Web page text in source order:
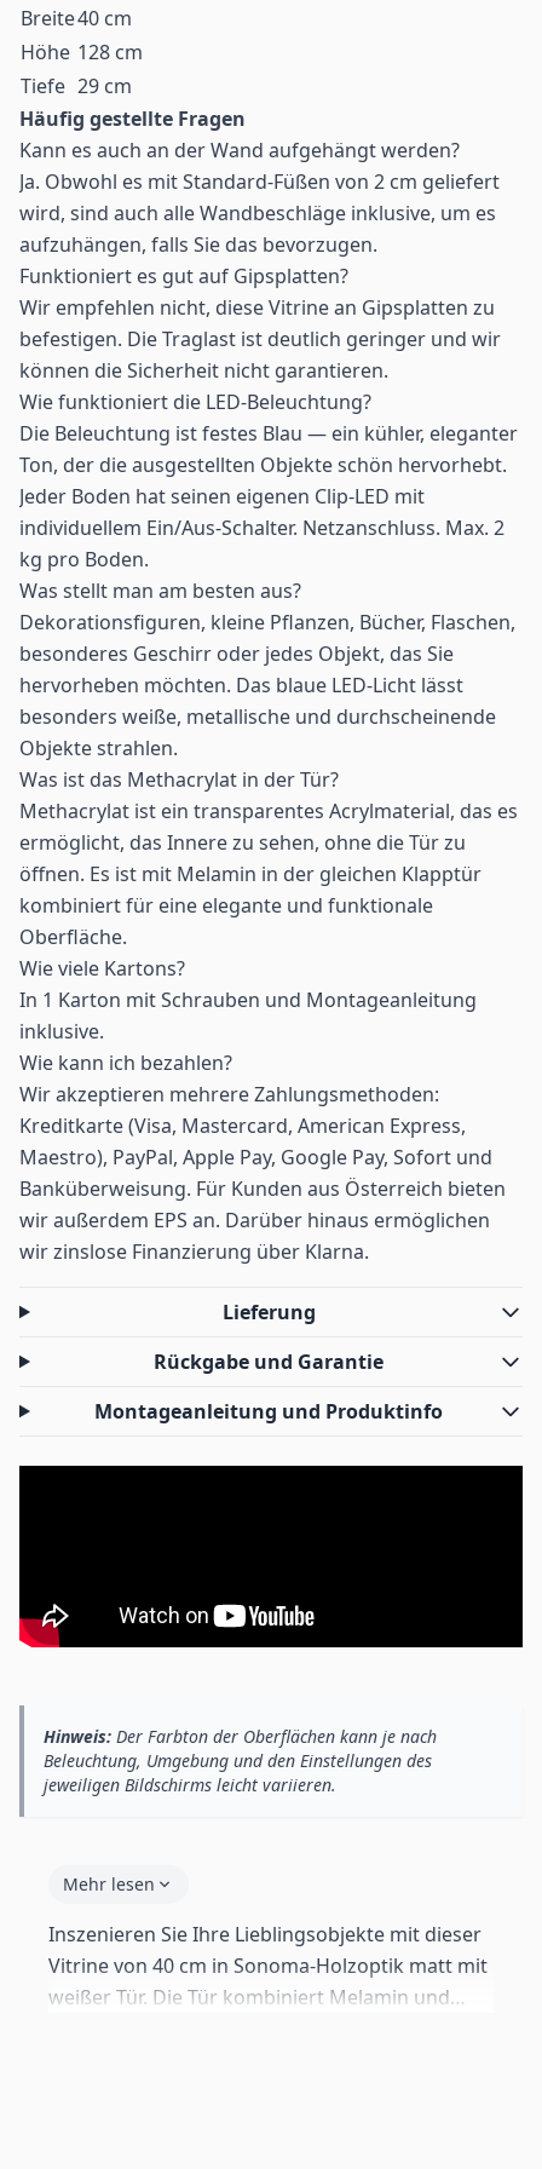
Breite40 cm
Höhe 128 cm
Tiefe 29 cm
Häufig gestellte Fragen
Kann es auch an der Wand aufgehängt werden?
Ja. Obwohl es mit Standard-Füßen von 2 cm geliefert
wird, sind auch alle Wandbeschläge inklusive, um es
aufzuhängen, falls Sie das bevorzugen.
Funktioniert es gut auf Gipsplatten?
Wir empfehlen nicht, diese Vitrine an Gipsplatten zu
befestigen. Die Traglast ist deutlich geringer und wir
können die Sicherheit nicht garantieren.
Wie funktioniert die LED-Beleuchtung?
Die Beleuchtung ist festes Blau — ein kühler, eleganter
Ton, der die ausgestellten Objekte schön hervorhebt.
Jeder Boden hat seinen eigenen Clip-LED mit
individuellem Ein/Aus-Schalter. Netzanschluss. Max. 2
kg pro Boden.
Was stellt man am besten aus?
Dekorationsfiguren, kleine Pflanzen, Bücher, Flaschen,
besonderes Geschirr oder jedes Objekt, das Sie
hervorheben möchten. Das blaue LED-Licht lässt
besonders weiße, metallische und durchscheinende
Objekte strahlen.
Was ist das Methacrylat in der Tür?
Methacrylat ist ein transparentes Acrylmaterial, das es
ermöglicht, das Innere zu sehen, ohne die Tür zu
öffnen. Es ist mit Melamin in der gleichen Klapptür
kombiniert für eine elegante und funktionale
Oberfläche.
Wie viele Kartons?
In 1 Karton mit Schrauben und Montageanleitung
inklusive.
Wie kann ich bezahlen?
Wir akzeptieren mehrere Zahlungsmethoden:
Kreditkarte (Visa, Mastercard, American Express,
Maestro), PayPal, Apple Pay, Google Pay, Sofort und
Banküberweisung. Für Kunden aus Österreich bieten
wir außerdem EPS an. Darüber hinaus ermöglichen
wir zinslose Finanzierung über Klarna.
Lieferung
Rückgabe und Garantie
Montageanleitung und Produktinfo
Hinweis: Der Farbton der Oberflächen kann je nach
Beleuchtung, Umgebung und den Einstellungen des
jeweiligen Bildschirms leicht variieren.
Mehr lesen
Inszenieren Sie Ihre Lieblingsobjekte mit dieser
Vitrine von 40 cm in Sonoma-Holzoptik matt mit
weißer Tür. Die Tür kombiniert Melamin und